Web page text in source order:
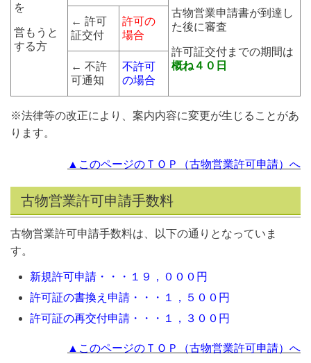
を
営もうと
する方
古物営業申請書が到達し
た後に審査
許可証交付までの期間は
概ね４０日
← 許可
証交付
許可の
場合
← 不許
可通知
不許可
の場合
※法律等の改正により、案内内容に変更が生じることがあ
ります。
▲このページのＴＯＰ（古物営業許可申請）へ
古物営業許可申請手数料
古物営業許可申請手数料は、以下の通りとなっていま
す。
新規許可申請・・・１９，０００円
許可証の書換え申請・・・１，５００円
許可証の再交付申請・・・１，３００円
▲このページのＴＯＰ（古物営業許可申請）へ